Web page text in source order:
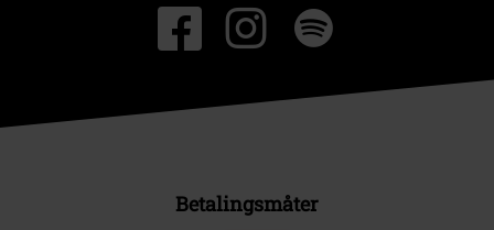
Betalingsmåter